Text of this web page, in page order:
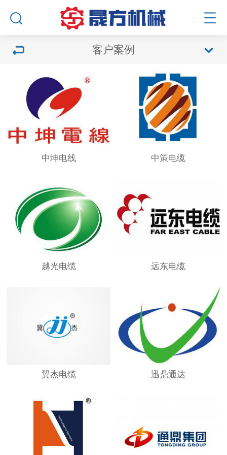
客户案例
中坤电线 中策电缆
越光电缆 远东电缆
翼杰电缆 迅鼎通达